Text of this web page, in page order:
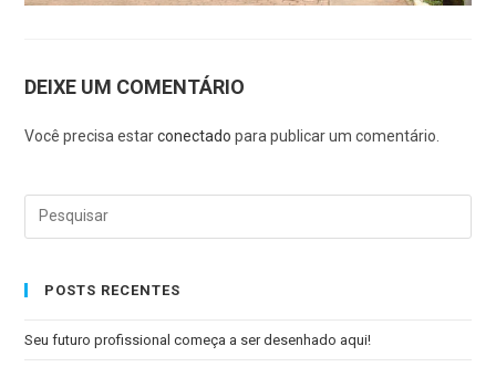
DEIXE UM COMENTÁRIO
Você precisa estarconectado para publicar um comentário.
POSTS RECENTES
Seu futuro profissional começa a ser desenhado aqui!